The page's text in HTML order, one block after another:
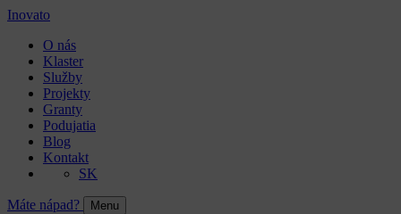
Inovato
O nás
Klaster
Služby
Projekty
Granty
Podujatia
Blog
Kontakt
SK
Máte nápad? Menu